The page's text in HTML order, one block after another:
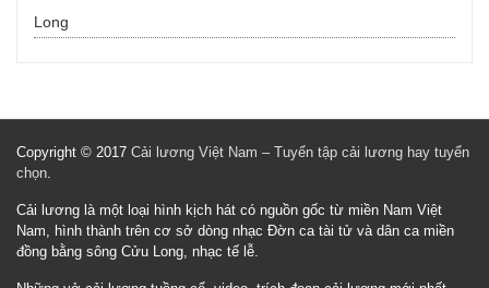
Long
Copyright © 2017 Cải lương Việt Nam – Tuyển tập cải lương hay tuyển
chọn.
Cải lương là một loại hình kịch hát có nguồn gốc từ miền Nam Việt
Nam, hình thành trên cơ sở dòng nhạc Đờn ca tài tử và dân ca miền
đồng bằng sông Cửu Long, nhạc tế lễ.